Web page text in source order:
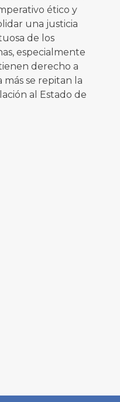
ético y
una justicia
de los
especialmente
derecho a
se repitan la
al Estado de